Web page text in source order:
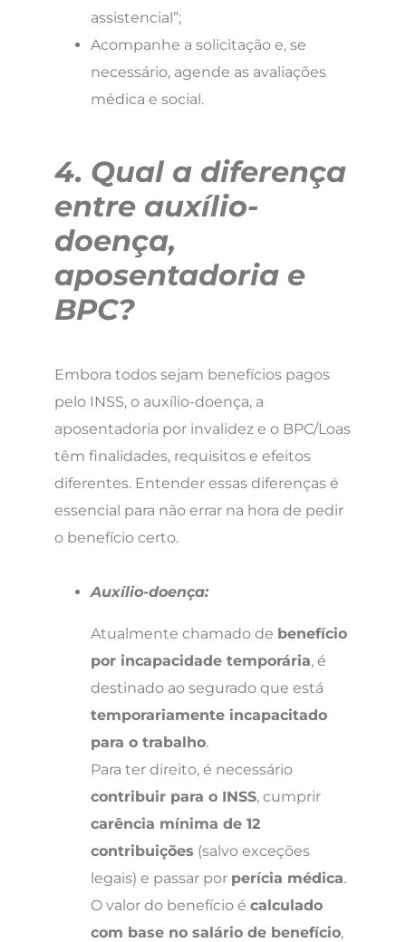
assistencial”;
Acompanhe a solicitação e, se
necessário, agende as avaliações
médica e social.
4. Qual a diferença
entre auxílio-
doença,
aposentadoria e
BPC?
Embora todos sejam benefícios pagos
pelo INSS, o auxílio-doença, a
aposentadoria por invalidez e o BPC/Loas
têm finalidades, requisitos e efeitos
diferentes. Entender essas diferenças é
essencial para não errar na hora de pedir
o benefício certo.
Auxílio-doença:
Atualmente chamado de benefício
por incapacidade temporária, é
destinado ao segurado que está
temporariamente incapacitado
para o trabalho.
Para ter direito, é necessário
contribuir para o INSS, cumprir
carência mínima de 12
contribuições (salvo exceções
legais) e passar por perícia médica.
O valor do benefício é calculado
com base no salário de benefício,